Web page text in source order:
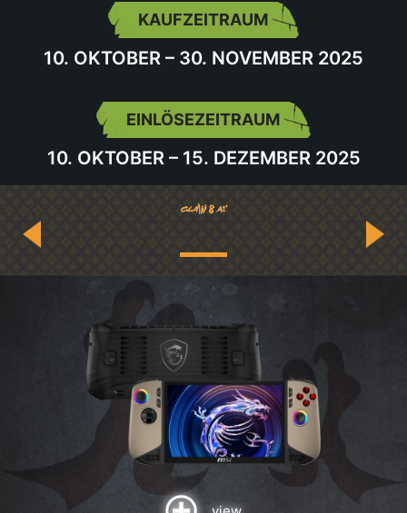
KAUFZEITRAUM
10. OKTOBER – 30. NOVEMBER 2025
EINLÖSEZEITRAUM
10. OKTOBER – 15. DEZEMBER 2025